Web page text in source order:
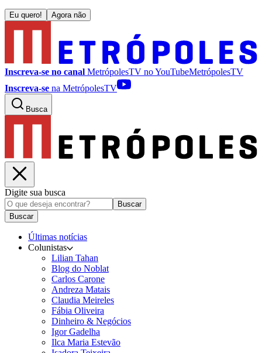
Eu quero! Agora não
Inscreva-se no canal MetrópolesTV noYouTubeMetrópolesTV
Inscreva-se na MetrópolesTV
Busca
Digite sua busca
Buscar
Buscar
Últimas notícias
Colunistas
Lilian Tahan
Blog do Noblat
Carlos Carone
Andreza Matais
Claudia Meireles
Fábia Oliveira
Dinheiro & Negócios
Igor Gadelha
Ilca Maria Estevão